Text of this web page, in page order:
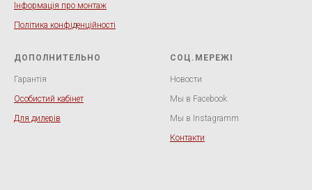
Інформація про монтаж
Політика конфіденційності
ДОПОЛНИТЕЛЬНО
Гарантія
Особистий кабінет
Для дилерів
СОЦ.МЕРЕЖІ
Новости
Мы в Facebook
Мы в Instagramm
Контакти